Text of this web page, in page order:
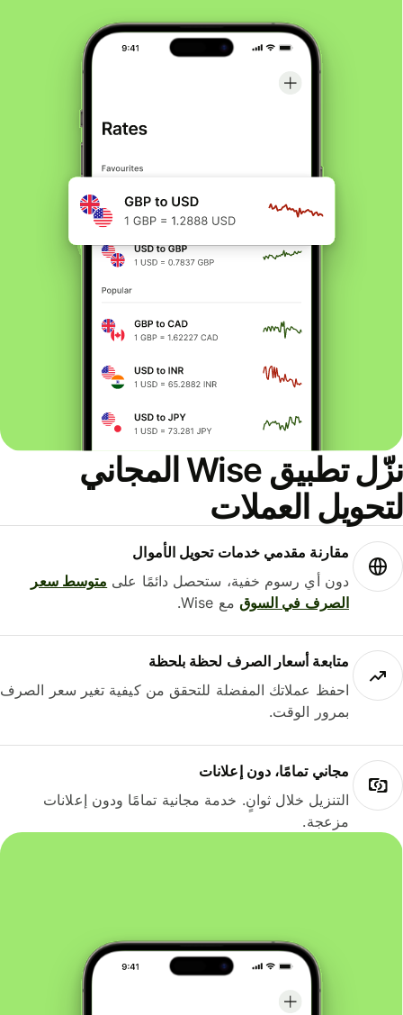
نزّل تطبيق Wise المجاني
العملات
مقارنة مقدمي خدمات تحويل الأموال
دون أي رسوم خفية، ستحصل دائمًا علىمتوسط ​​سعر
الصرف في السوقمع Wise.
متابعة أسعار الصرف لحظة بلحظة
احفظ عملاتك المفضلة للتحقق من كيفية تغير سعر الصرف
بمرور الوقت.
مجاني تمامًا، دون إعلانات
التنزيل خلال ثوانٍ. خدمة مجانية تمامًا ودون إعلانات
مزعجة.